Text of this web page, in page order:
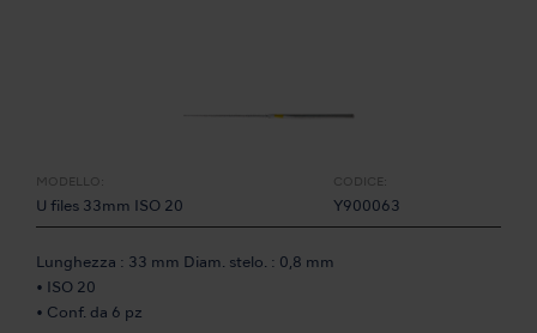
MODELLO:
U files 33mm ISO 20
CODICE:
Y900063
Lunghezza : 33 mm Diam. stelo. : 0,8 mm
• ISO 20
• Conf. da 6 pz